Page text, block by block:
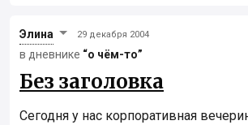
Элинa 29 декабря 2004
в дневнике “о чём-то”
Без заголовка
Сегодня у нас корпоративная